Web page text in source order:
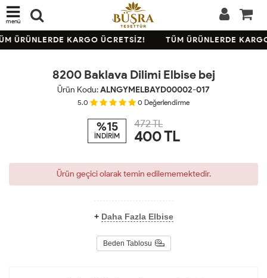
menü
ÜRÜNLERDE KARGO ÜCRETSİZ! TÜM ÜRÜNLERDE
TÜKENDİ
8200 Baklava Dilimi Elbise bej
Ürün Kodu:ALNGYMELBAYD00002-017
5.0 0 Değerlendirme
%15
İNDİRİM
472 TL
400TL
Ürün geçici olarak temin edilememektedir.
+ Daha Fazla Elbise
Beden Tablosu